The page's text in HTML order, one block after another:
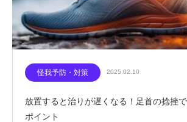
怪我予防・対策 2025.02.10
放置すると治りが遅くなる！足首の捻挫
ポイント